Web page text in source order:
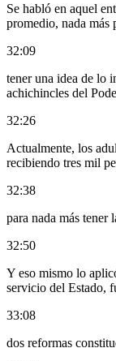
Se habló en aquel
promedio, nada más
32:09
tener una idea de lo
achichincles del
32:26
Actualmente, los
recibiendo tres mil
32:38
para nada más tener
32:50
Y eso mismo lo
servicio del Estado,
33:08
dos reformas